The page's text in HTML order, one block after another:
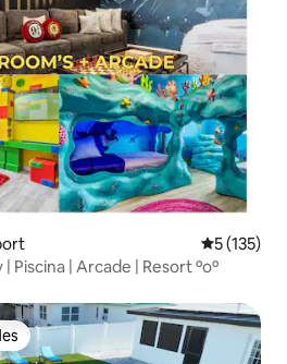
5 (135)
Piscina | Arcade | Resort ºoº